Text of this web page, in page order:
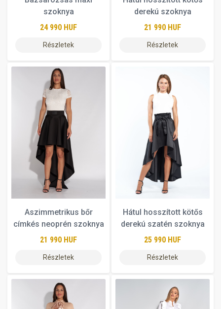
szoknya
24 990 HUF
Részletek
derekú szoknya
21 990 HUF
Részletek
Aszimmetrikus bőr
címkés neoprén szoknya
21 990 HUF
Részletek
Hátul hosszított kötős
derekú szatén szoknya
25 990 HUF
Részletek